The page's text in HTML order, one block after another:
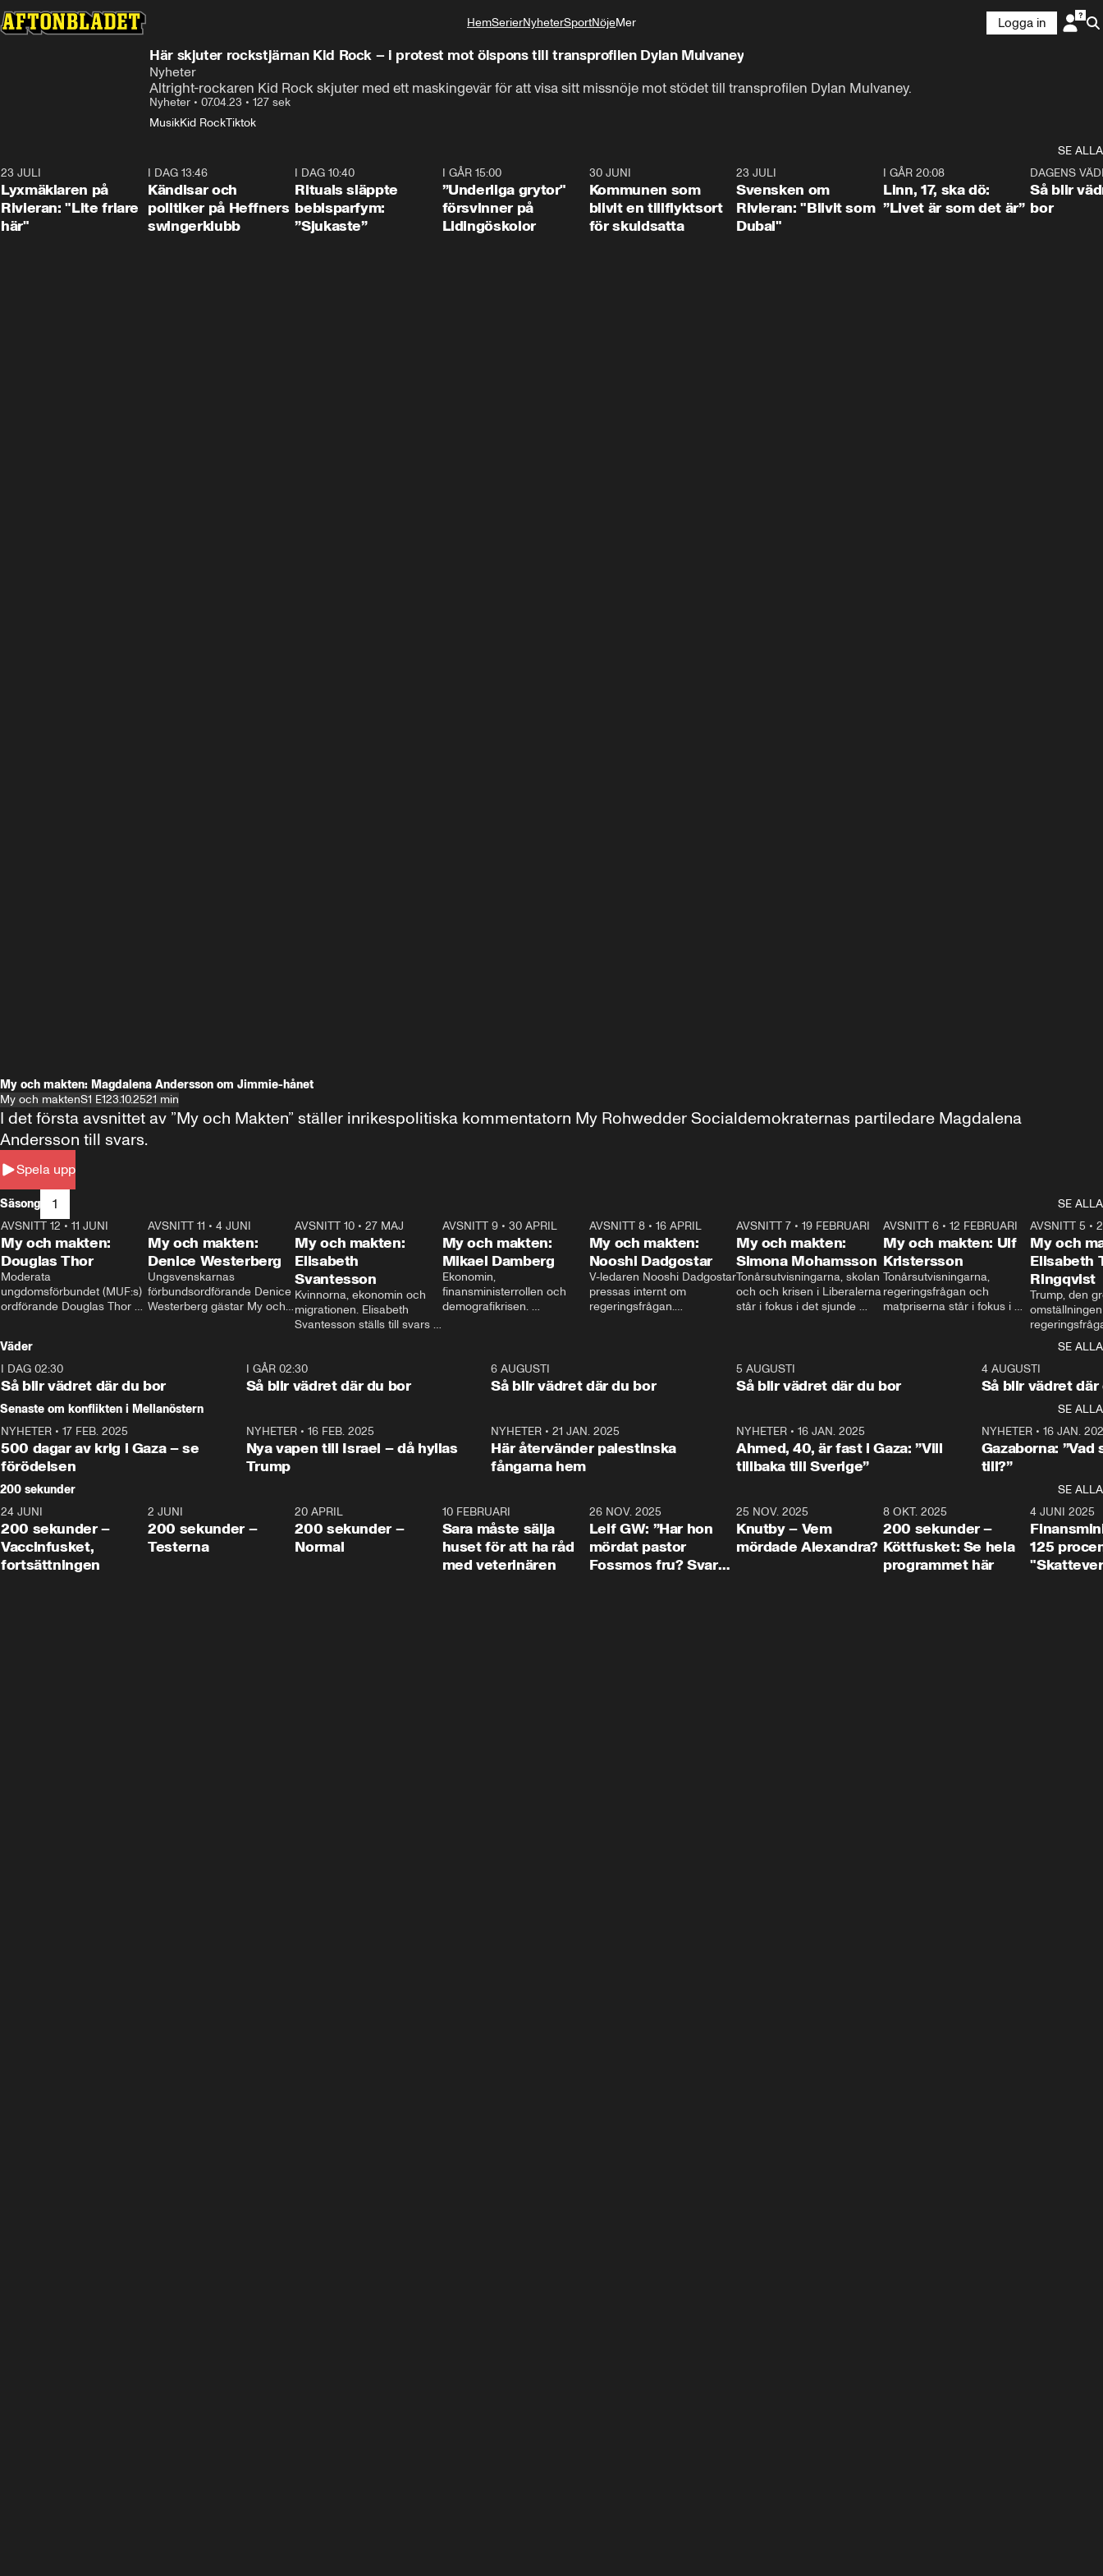
HemSerierNyheterSportNöjeMer
Livsstil
Logga in
Här skjuter rockstjärnan Kid Rock – i protest mot ölspons till transprofilen Dylan Mulvaney
Nyheter
Altright-rockaren Kid Rock skjuter med ett maskingevär för att visa sitt missnöje mot stödet till transprofilen Dylan Mulvaney.
Nyheter • 07.04.23 • 127 sek
MusikKid RockTiktok
SE ALLA
23 JULI
Lyxmäklaren på
Rivieran: "Lite friare
här"
I DAG 13:46
Kändisar och
politiker på Heffners
swingerklubb
I DAG 10:40
Rituals släppte
bebisparfym:
”Sjukaste”
I GÅR 15:00
”Underliga grytor"
försvinner på
Lidingöskolor
30 JUNI
Kommunen som
blivit en tillflyktsort
för skuldsatta
23 JULI
Svensken om
Rivieran: "Blivit som
Dubai"
I GÅR 20:08
Linn, 17, ska dö:
”Livet är som det är”
DAGENS
Så blir
bor
My och makten: Magdalena Andersson om Jimmie-hånet
My och maktenS1 E123.10.2521 min
Spela upp
I det första avsnittet av ”My och Makten” ställer inrikespolitiska kommentatorn My Rohwedder Socialdemokraternas partiledare Magdalena
Andersson till svars.
Säsong 1
SE ALLA
26:27
AVSNITT 12 • 11 JUNI
My och makten:
Douglas Thor
Moderata
ungdomsförbundet (MUF:s)
ordförande Douglas Thor
tonårsutvisningarna och hur
Moderaterna ska locka
väljare till valet i höst.
23:40
AVSNITT 11 •4 JUNI
My och makten:
Denice Westerberg
Ungsvenskarnas
förbundsordförande Denice
Westerberg gästar My och
AVSNITT 10 •27 MAJ
My och makten:
Elisabeth
Svantesson
Kvinnorna, ekonomin och
migrationen. Elisabeth
Svantesson ställs till svars
AVSNITT 9• 30 APRIL
My och makten:
Mikael Damberg
Ekonomin,
finansministerrollen och
demografikrisen.
och Makten.
AVSNITT 8• 16 APRIL
My och makten:
Nooshi Dadgostar
V-ledaren Nooshi Dadgostar
pressas internt om
regeringsfrågan.
– Vi ställer upp i val. Ska vi
vara med så sitter vi förstås
24:30
AVSNITT 7• 19 FEBRUARI
My och makten:
Simona Mohamsson
Tonårsutvisningarna, skolan
och och krisen i Liberalerna
står i fokus i det sjunde
kommentator My
Rohwedder ställer
utbildnings- och
Mohamsson till svars.
27:30
AVSNITT 6 •12 FEBRUARI
My och makten: Ulf
Kristersson
Tonårsutvisningarna,
regeringsfrågan och
matpriserna står i fokus i
Rohwedder ställer
statsminister Ulf Kristersson
AVSNITT 5 •
My och
Elisabeth
Ringqvist
Trump, den
centrum i
avsnittet av
Makten”. Se
Aftonbladets
Rohwedder
Thand Ring
Väder
SE ALLA
I DAG 02:30
Så blir vädret där du bor
1:06
I GÅR 02:30
Så blir vädret där du bor
6 AUGUSTI
Så blir vädret där du bor
5 AUGUSTI
Så blir vädret där du bor
4 AUGUSTI
Så blir vädret där
Senaste om konflikten i Mellanöstern
SE ALLA
NYHETER • 17 FEB. 2025
500 dagar av krig i Gaza – se
förödelsen
NYHETER• 16 FEB. 2025
Nya vapen till Israel – då hyllas
Trump
NYHETER •21 JAN. 2025
Här återvänder palestinska
fångarna hem
NYHETER• 16 JAN. 2025
Ahmed, 40, är fast i Gaza: ”Vill
tillbaka till Sverige”
NYHETER• 16 JAN.
Gazaborna:
till?”
200 sekunder
SE ALLA
5:00
24 JUNI
200 sekunder –
Vaccinfusket,
fortsättningen
4:23
2 JUNI
200 sekunder –
Testerna
20 APRIL
200 sekunder –
Normal
10 FEBRUARI
Sara måste sälja
huset för att ha råd
med veterinären
26 NOV. 2025
Leif GW: ”Har hon
mördat pastor
Fossmos fru? Svar
31:05
25 NOV. 2025
Knutby – Vem
mördade Alexandra?
4:29
8 OKT. 2025
200 sekunder –
Köttfusket: Se hela
programmet här
4 JUNI 2025
125